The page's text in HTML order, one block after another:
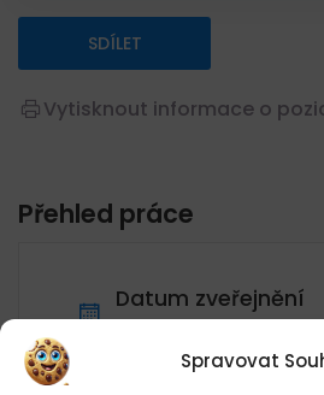
Spravovat
SDÍLET
Vytisknout informace o
Přehled práce
Datum zveřejnění
08.08.2026
Umístění